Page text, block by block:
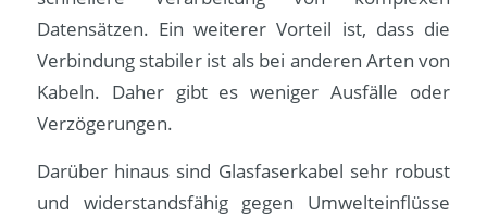
Datensätzen. Ein weiterer Vorteil ist, dass die
Verbindung stabiler ist als bei anderen Arten von
Kabeln. Daher gibt es weniger Ausfälle oder
Verzögerungen.
Darüber hinaus sind Glasfaserkabel sehr robust
und widerstandsfähig gegen Umwelteinflüsse